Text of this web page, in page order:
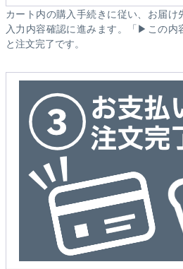
カート内の購入手続きに従い、お届
入力内容確認に進みます。「▶この内
と注文完了です。